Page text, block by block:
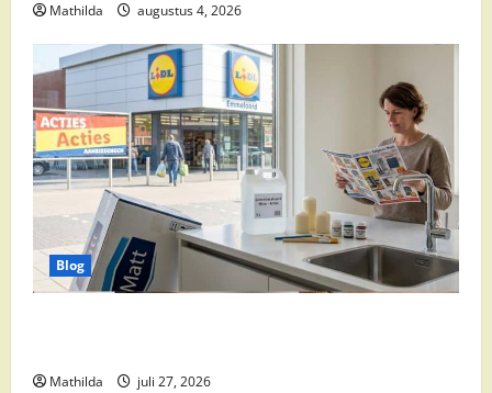
Mathilda augustus 4, 2026
Blog
Mathilda juli 27, 2026